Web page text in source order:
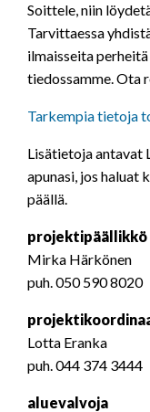
Soittele, niin
Tarvittaessa
ilmaisseita
tiedossamme. Ota
Tarkempia tietoja
Lisätietoja antavat
apunasi, jos haluat
päällä.
projektipäällikkö
Mirka Härkönen
puh. 050 590 8020
Lotta Eranka
puh. 044 374 3444
aluevalvoja